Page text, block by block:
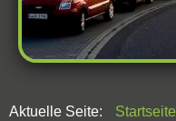
Aktuelle Seite: Startseite